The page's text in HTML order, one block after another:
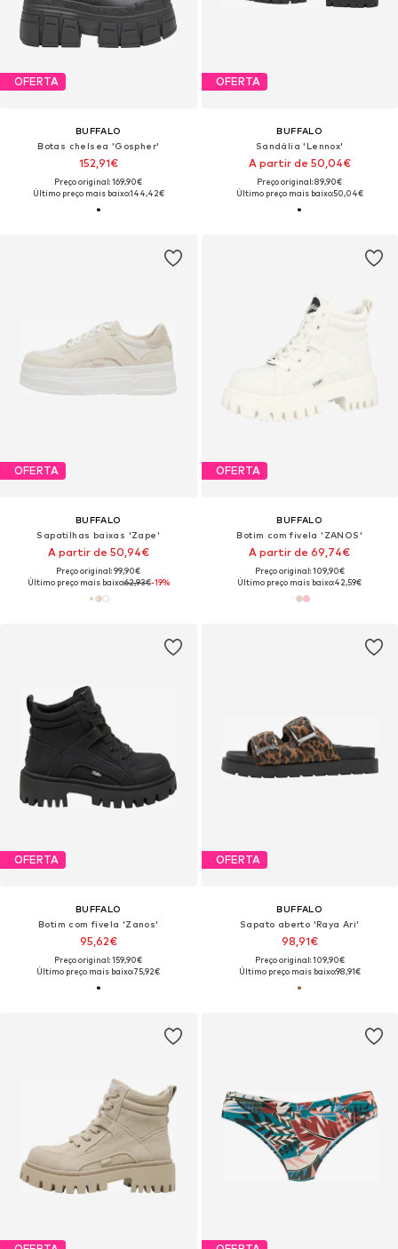
OFERTA
BUFFALO
Botas chelsea 'Gospher'
152,91€
Preço original: 169,90€
Último preço mais baixo:144,42€
OFERTA
BUFFALO
Sandália 'Lennox'
A partir de 50,04€
Preço original: 89,90€
Último preço mais baixo:50,04€
OFERTA
BUFFALO
Sapatilhas baixas 'Zape'
A partir de 50,94€
Preço original: 99,90€
Último preço mais baixo:62,93€-19%
OFERTA
BUFFALO
Botim com fivela 'ZANOS'
A partir de 69,74€
Preço original: 109,90€
Último preço mais baixo:42,59€
OFERTA
BUFFALO
Botim com fivela 'Zanos'
95,62€
Preço original: 159,90€
Último preço mais baixo:75,92€
OFERTA
BUFFALO
Sapato aberto 'Raya Ari'
98,91€
Preço original: 109,90€
Último preço mais baixo:98,91€